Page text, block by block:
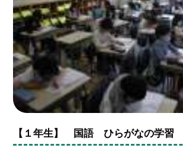
【１年生】 国語 ひらがなの学習